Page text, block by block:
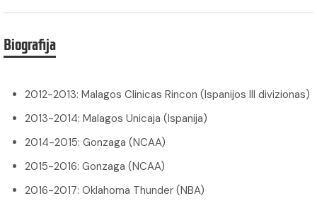
Biografija
2012-2013: Malagos Clinicas Rincon (Ispanijos III divizionas)
2013-2014: Malagos Unicaja (Ispanija)
2014-2015: Gonzaga (NCAA)
2015-2016: Gonzaga (NCAA)
2016-2017: Oklahoma Thunder (NBA)